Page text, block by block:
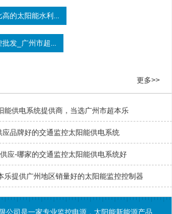
高的太阳能水利...
批发_广州市超...
更多>>
能供电系统提供商，当选广州市超本乐
品牌好的交通监控太阳能供电系统
应-哪家的交通监控太阳能供电系统好
乐提供广州地区销量好的太阳能监控控制器
公司是一家专业监控电源，太阳能新能源产品